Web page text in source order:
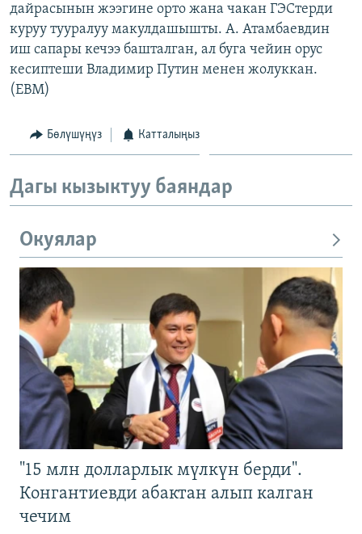
дайрасынын жээгине орто жана чакан ГЭСтерди
куруу тууралуу макулдашышты. А. Атамбаевдин
иш сапары кечээ башталган, ал буга чейин орус
кесиптеши Владимир Путин менен жолуккан.
(EBM)
Бөлүшүңүз Катталыңыз
Дагы кызыктуу баяндар
Окуялар
"15 млн долларлык мүлкүн берди".
Конгантиевди абактан алып калган
чечим